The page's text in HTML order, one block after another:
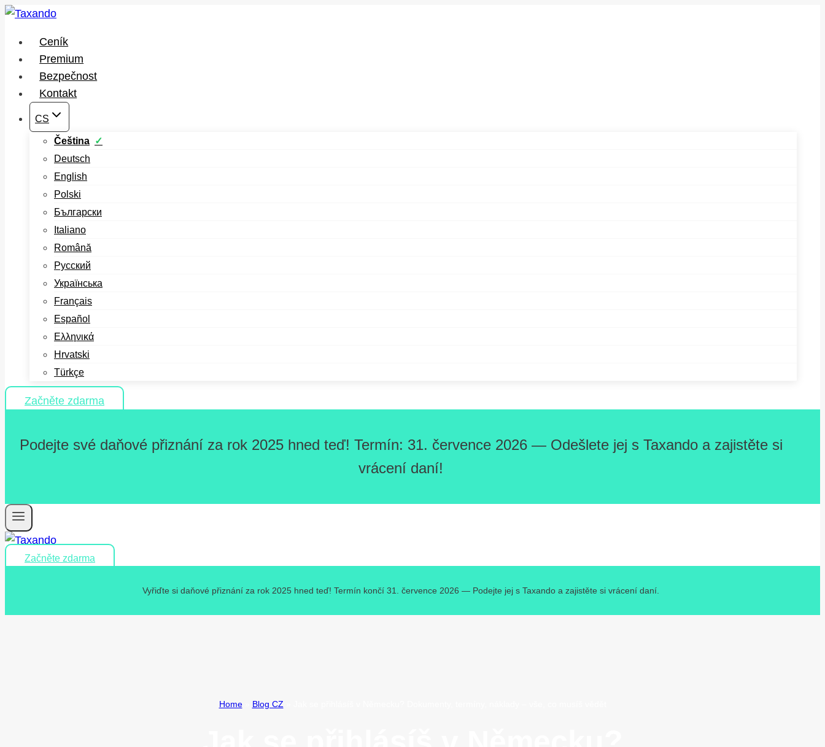
Přeskočit
obsah
Ceník
Premium
Bezpečnost
Kontakt
CS
Čeština
Deutsch
English
Polski
Български
Italiano
Română
Русский
Українська
Français
Español
Ελληνικά
Hrvatski
Türkçe
Začněte zdarma
Podejte své daňové přiznání za rok 2025 hned teď! Termín: 31. července 2026 — Odešlete jej s Taxando a zajistěte si
vrácení daní!
Začněte zdarma
Vyřiďte si daňové přiznání za rok 2025 hned teď! Termín končí 31. července 2026 — Podejte jej s Taxando a zajistěte si vrácení daní.
Home» Blog CZ